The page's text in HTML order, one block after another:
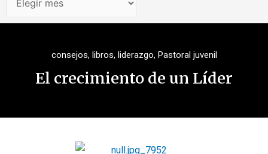
consejos, libros, liderazgo, Pastoral juvenil
El crecimiento de un Líder